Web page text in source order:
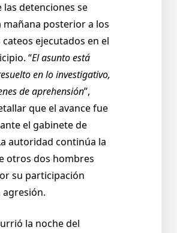
detenciones se
mañana posterior a los
ejecutados en el
“El asunto está
en lo investigativo,
de aprehensión”,
que el avance fue
el gabinete de
autoridad continúa la
otros dos hombres
su participación
agresión.
la noche del